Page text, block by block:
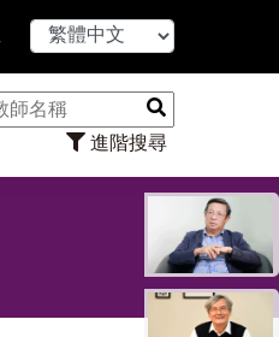
進階搜尋
【7/31】